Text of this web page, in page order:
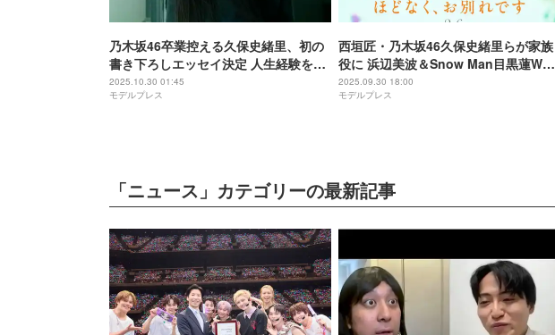
乃木坂46卒業控える久保史緒里、初の
書き下ろしエッセイ決定 人生経験を凝
縮「一度ここに全て置いていきたい」
【LOST LETTER】
2025.10.30 01:45
モデルプレス
西垣匠・乃木坂46久保史緒里らが家族
役に 浜辺美波＆Snow Man目黒蓮W主
演「ほどなく、お別れです」新キャス
ト解禁
2025.09.30 18:00
モデルプレス
「ニュース」カテゴリーの最新記事